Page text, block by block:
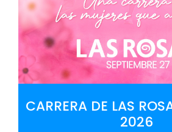
CARRERA DE LAS
2026